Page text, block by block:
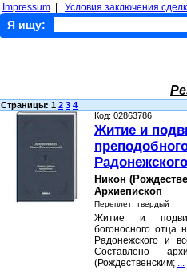
Impressum Условия заключения
Я ищу:
Страницы: 1 2 3 4
Код: 02863786
Житие и
Радонежского
Никон
Архиепископ
Переплет: твердый
Житие и
богоносного отца
Радонежского и
Составлено
(Рождественским; ...